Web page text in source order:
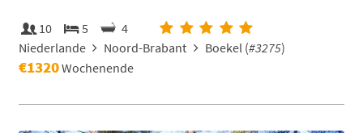
10 5
4
Niederlande
Noord-Brabant Boekel (#3275)
€1320Wochenende